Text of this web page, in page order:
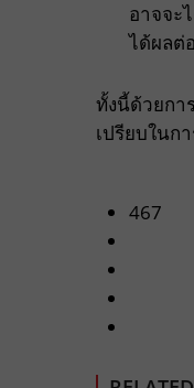
อาจจะ
ได้ผลต่
ทั้งนี้ด้วยกา
เปรียบในก
467